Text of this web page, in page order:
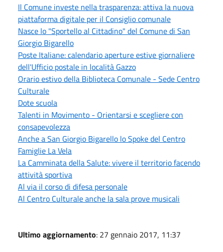
Il Comune investe nella trasparenza: attiva la nuova
piattaforma digitale per il Consiglio comunale
Nasce lo "Sportello al Cittadino" del Comune di San
Giorgio Bigarello
Poste Italiane: calendario aperture estive giornaliere
dell'Ufficio postale in località Gazzo
Orario estivo della Biblioteca Comunale - Sede Centro
Culturale
Dote scuola
Talenti in Movimento - Orientarsi e scegliere con
consapevolezza
Anche a San Giorgio Bigarello lo Spoke del Centro
Famiglie La Vela
La Camminata della Salute: vivere il territorio facendo
attività sportiva
Al via il corso di difesa personale
Al Centro Culturale anche la sala prove musicali
Ultimo aggiornamento: 27 gennaio 2017, 11:37